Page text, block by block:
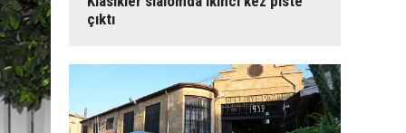
çıktı